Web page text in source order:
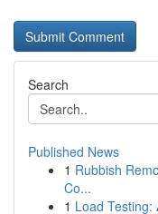
Search
Published News
1 Rubbish
Co...
1 Load Testing: